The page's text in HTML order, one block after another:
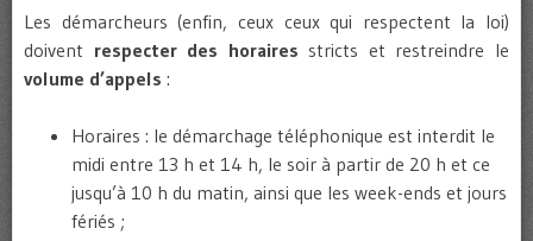
Les démarcheurs (enfin, ceux ceux qui respectent la loi)
doivent respecter des horaires stricts et restreindre le
volume d’appels :
Horaires : le démarchage téléphonique est interdit le
midi entre 13 h et 14 h, le soir à partir de 20 h et ce
jusqu’à 10 h du matin, ainsi que les week-ends et jours
fériés ;